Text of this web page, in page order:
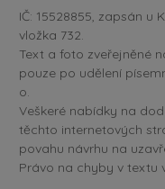
IČ: 15528855, zapsán u
vložka 732.
Text a foto zveřejněné
pouze po udělení
o.
Veškeré nabídky na
těchto internetových
povahu návrhu na
Právo na chyby v textu